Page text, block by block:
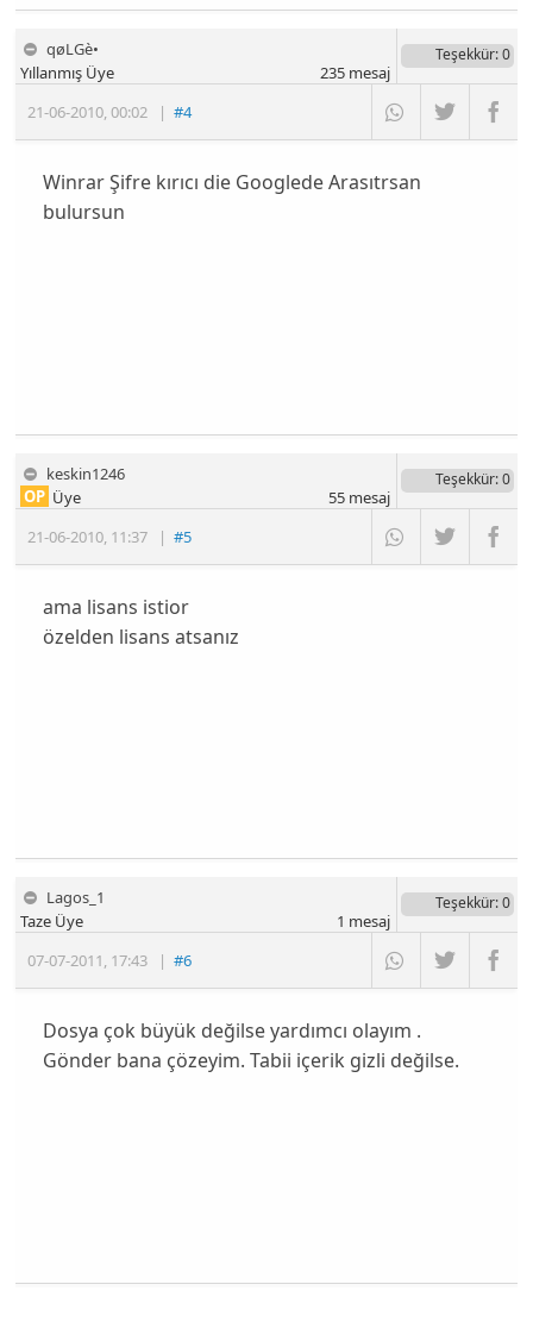
qøLGè•
21-06-2010,00:02 |#4
Yıllanmış Üye
Teşekkür: 0
235mesaj
Winrar Şifre kırıcı die Googlede Arasıtrsan
bulursun
keskin1246
21-06-2010, 11:37 |#5
OP Üye
Teşekkür: 0
55mesaj
ama lisans istior
özelden lisans atsanız
Lagos_1
07-07-2011, 17:43 |#6
Taze Üye
Teşekkür: 0
1 mesaj
Dosya çok büyük değilse yardımcı olayım .
Gönder bana çözeyim. Tabii içerik gizli değilse.